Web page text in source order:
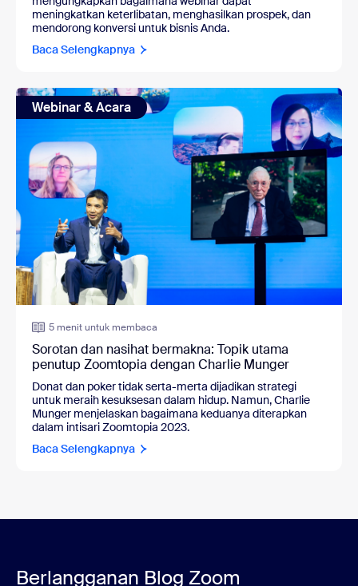
meningkatkan keterlibatan, menghasilkan prospek, dan
mendorong konversi untuk bisnis Anda.
Baca Selengkapnya
Webinar & Acara
5 menit untuk membaca
Sorotan dan nasihat bermakna: Topik utama
penutup Zoomtopia dengan Charlie Munger
Donat dan poker tidak serta-merta dijadikan strategi
untuk meraih kesuksesan dalam hidup. Namun, Charlie
Munger menjelaskan bagaimana keduanya diterapkan
dalam intisari Zoomtopia 2023.
Baca Selengkapnya
Berlangganan Blog Zoom